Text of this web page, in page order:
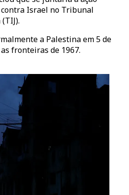
Israel no Tribunal
a Palestina em 5 de
fronteiras de 1967.